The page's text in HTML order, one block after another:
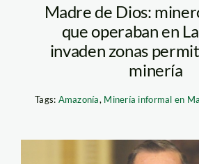
Madre de Dios:
que operaban en
invaden zonas
minería
Tags: Amazonía, Minería informal en